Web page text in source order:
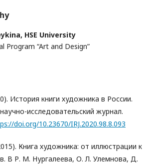
HSE University
Program “Art and Design”
История книги художника в России.
исследовательский журнал.
doi.org/10.23670/IRJ.2020.98.8.093
Книга художника: от иллюстрации к
В Р. М. Нургалеева, О. Л. Улемнова, Д.